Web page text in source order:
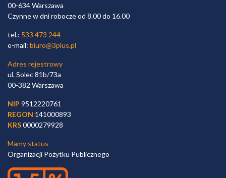
00-634 Warszawa
Czynne w dni robocze od 8.00 do 16.00
tel.: 533 473 244
e-mail: biuro@3plus.pl
Adres rejestrowy
ul. Solec 81b/73a
00-382 Warszawa
NIP 9512220761
REGON 141000893
KRS0000279928
Mamy status
Organizacji Pożytku Publicznego